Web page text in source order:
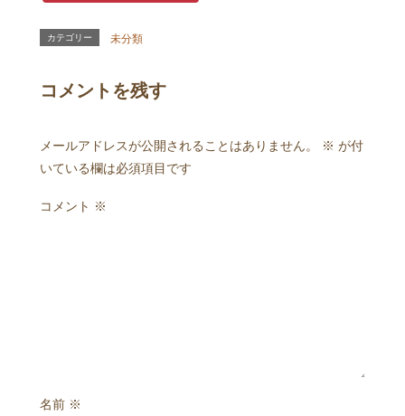
カテゴリー 未分類
コメントを残す
メールアドレスが公開されることはありません。 ※ が付
いている欄は必須項目です
コメント ※
名前 ※